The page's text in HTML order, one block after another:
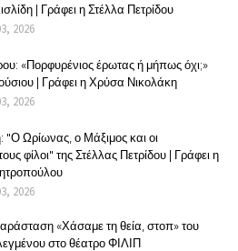
| Γράφει η Στέλλα Πετρίδου
2026
«Πορφυρένιος έρωτας ή μήπως όχι;»
| Γράφει η Χρύσα Νικολάκη
2026
"Ο Ωρίωνας, ο Μάξιμος και οι
φίλοι" της Στέλλας Πετρίδου | Γράφει η
2026
«Χάσαμε τη θεία, στοπ» του
στο θέατρο ΦΙΛΙΠ